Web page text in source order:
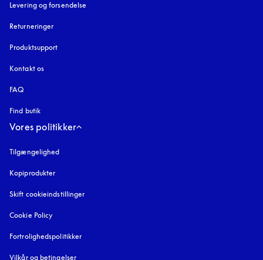
Levering og forsendelse
Returneringer
Produktsupport
Kontakt os
FAQ
Find butik
Vores politikker
Tilgængelighed
Kopiprodukter
Skift cookieindstillinger
Cookie Policy
Fortrolighedspolitikker
Vilkår og betingelser